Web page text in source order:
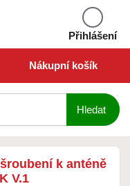
Přihlášení
Nákupní košík
k anténě
V.1